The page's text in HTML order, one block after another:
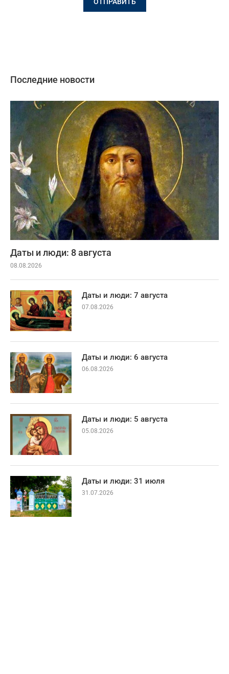
Последние новости
Даты и люди: 8 августа
08.08.2026
Даты и люди: 7 августа
07.08.2026
Даты и люди: 6 августа
06.08.2026
Даты и люди: 5 августа
05.08.2026
Даты и люди: 31 июля
31.07.2026